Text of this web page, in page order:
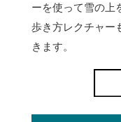
ーを使って雪の上
歩き方レクチャー
きます。